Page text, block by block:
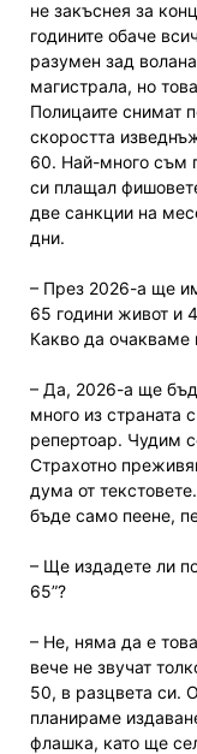
не закъснея за
годините обаче
разумен зад
магистрала, но
Полицаите снимат
скоростта
60. Най-много съм
си плащал
две санкции на
дни.
– През 2026-а ще
65 години живот и
Какво да очакваме
– Да, 2026-а ще
много из страната
репертоар. Чудим
Страхотно
дума от
бъде само пеене,
– Ще издадете ли
65”?
– Не, няма да е
вече не звучат
50, в разцвета си.
планираме
флашка, като ще